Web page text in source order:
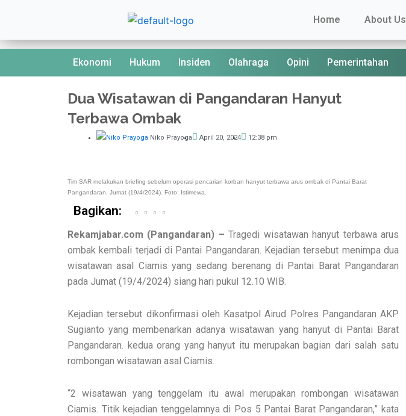
content
Home About Us
Ekonomi Hukum Insiden Olahraga Opini Pemerintahan
Dua Wisatawan di Pangandaran Hanyut
Terbawa Ombak
Niko Prayoga April 20, 2024 12:38 pm
Tim SAR melakukan briefing sebelum operasi pencarian korban hanyut terbawa arus ombak di Pantai Barat
Pangandaran, Jumat (19/4/2024). Foto: Istimewa.
Bagikan:
Rekamjabar.com (Pangandaran) –Tragedi wisatawan hanyut terbawa arus
ombak kembali terjadi di Pantai Pangandaran. Kejadian tersebut menimpa dua
wisatawan asal Ciamis yang sedang berenang di Pantai Barat Pangandaran
pada Jumat (19/4/2024) siang hari pukul 12.10 WIB.
Kejadian tersebut dikonfirmasi oleh Kasatpol Airud Polres Pangandaran AKP
Sugianto yang membenarkan adanya wisatawan yang hanyut di Pantai Barat
Pangandaran. kedua orang yang hanyut itu merupakan bagian dari salah satu
rombongan wisatawan asal Ciamis.
“2 wisatawan yang tenggelam itu awal merupakan rombongan wisatawan
Ciamis. Titik kejadian tenggelamnya di Pos 5 Pantai Barat Pangandaran,” kata